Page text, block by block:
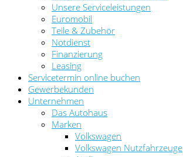
Unsere Serviceleistungen
Euromobil
Teile & Zubehör
Notdienst
Finanzierung
Leasing
Servicetermin online buchen
Gewerbekunden
Unternehmen
Das Autohaus
Marken
Volkswagen
Volkswagen Nutzfahrzeuge